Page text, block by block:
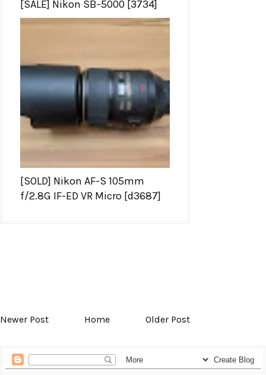
[SALE] Nikon SB-5000 [3734]
[SOLD] Nikon AF-S 105mm
f/2.8G IF-ED VR Micro [d3687]
Newer Post Home Older Post